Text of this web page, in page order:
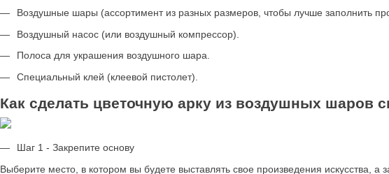
Воздушные шары (ассортимент из разных размеров, чтобы лучше заполнить
Воздушный насос (или воздушный компрессор).
Полоса для украшения воздушного шара.
Специальный клей (клеевой пистолет).
Как сделать цветочную арку из воздушных шаров
Шаг 1 - Закрепите основу
Выберите место, в котором вы будете выставлять свое произведения искусства,